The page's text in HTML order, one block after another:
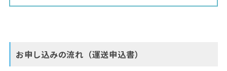
お申し込みの流れ（運送申込書）